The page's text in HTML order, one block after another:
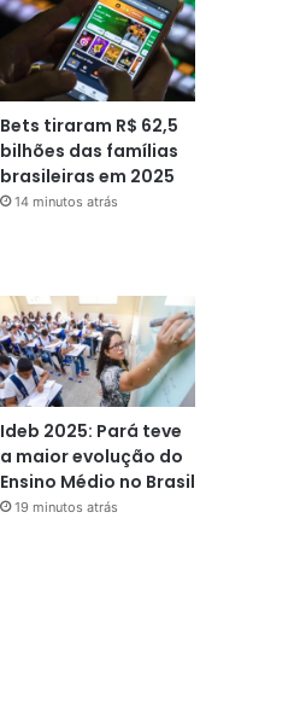
Bets tiraram R$ 62,5
bilhões das famílias
brasileiras em 2025
14 minutos atrás
Ideb 2025: Pará teve
a maior evolução do
Ensino Médio no Brasil
19 minutos atrás